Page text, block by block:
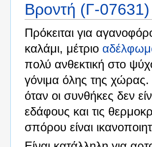
Βροντή (Γ-07631)
Πρόκειται για
καλάμι, μέτριο
πολύ ανθεκτική στο
γόνιμα όλης της χώρας.
όταν οι συνθήκες δεν
εδάφους και τις
σπόρου είναι